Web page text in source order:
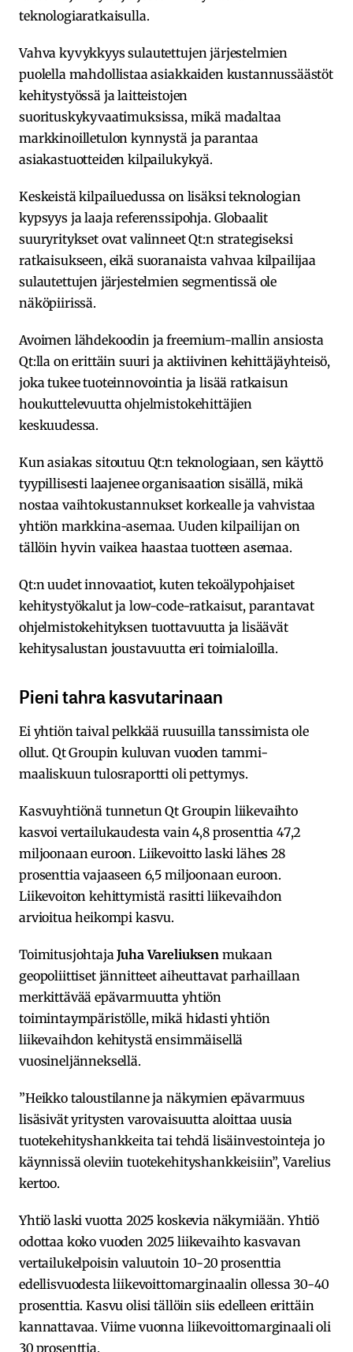
teknologiaratkaisulla.
Vahva kyvykkyys sulautettujen järjestelmien
puolella mahdollistaa asiakkaiden kustannussäästöt
kehitystyössä ja laitteistojen
suorituskykyvaatimuksissa, mikä madaltaa
markkinoilletulon kynnystä ja parantaa
asiakastuotteiden kilpailukykyä.
Keskeistä kilpailuedussa on lisäksi teknologian
kypsyys ja laaja referenssipohja. Globaalit
suuryritykset ovat valinneet Qt:n strategiseksi
ratkaisukseen, eikä suoranaista vahvaa kilpailijaa
sulautettujen järjestelmien segmentissä ole
näköpiirissä.
Avoimen lähdekoodin ja freemium-mallin ansiosta
Qt:lla on erittäin suuri ja aktiivinen kehittäjäyhteisö,
joka tukee tuoteinnovointia ja lisää ratkaisun
houkuttelevuutta ohjelmistokehittäjien
keskuudessa.
Kun asiakas sitoutuu Qt:n teknologiaan, sen käyttö
tyypillisesti laajenee organisaation sisällä, mikä
nostaa vaihtokustannukset korkealle ja vahvistaa
yhtiön markkina-asemaa. Uuden kilpailijan on
tällöin hyvin vaikea haastaa tuotteen asemaa.
Qt:n uudet innovaatiot, kuten tekoälypohjaiset
kehitystyökalut ja low-code-ratkaisut, parantavat
ohjelmistokehityksen tuottavuutta ja lisäävät
kehitysalustan joustavuutta eri toimialoilla.
Pieni tahra kasvutarinaan
Ei yhtiön taival pelkkää ruusuilla tanssimista ole
ollut. Qt Groupin kuluvan vuoden tammi-
maaliskuun tulosraportti oli pettymys.
Kasvuyhtiönä tunnetun Qt Groupin liikevaihto
kasvoi vertailukaudesta vain 4,8 prosenttia 47,2
miljoonaan euroon. Liikevoitto laski lähes 28
prosenttia vajaaseen 6,5 miljoonaan euroon.
Liikevoiton kehittymistä rasitti liikevaihdon
arvioitua heikompi kasvu.
ToimitusjohtajaJuha Vareliuksenmukaan
geopoliittiset jännitteet aiheuttavat parhaillaan
merkittävää epävarmuutta yhtiön
toimintaympäristölle, mikä hidasti yhtiön
liikevaihdon kehitystä ensimmäisellä
vuosineljänneksellä.
”Heikko taloustilanne ja näkymien epävarmuus
lisäsivät yritysten varovaisuutta aloittaa uusia
tuotekehityshankkeita tai tehdä lisäinvestointeja jo
käynnissä oleviin tuotekehityshankkeisiin”, Varelius
kertoo.
Yhtiö laski vuotta 2025 koskevia näkymiään. Yhtiö
odottaa koko vuoden 2025 liikevaihto kasvavan
vertailukelpoisin valuutoin 10-20 prosenttia
edellisvuodesta liikevoittomarginaalin ollessa 30-40
prosenttia. Kasvu olisi tällöin siis edelleen erittäin
kannattavaa. Viime vuonna liikevoittomarginaali oli
30 prosenttia.